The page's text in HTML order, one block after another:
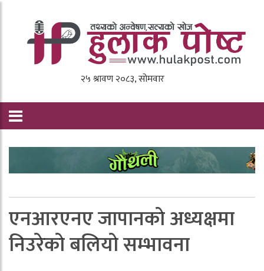
एनआरएनए जापानकाे अध्यक्षमा
निउरेकाे बलियाे सम्भावना